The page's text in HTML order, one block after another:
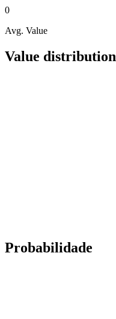
0
Avg. Value
Value distribution
Probabilidade